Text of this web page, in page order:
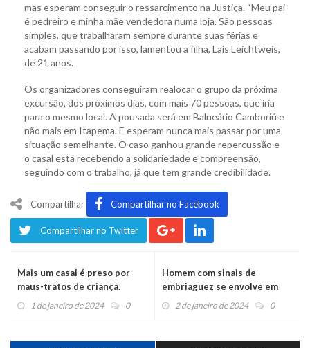
mas esperam conseguir o ressarcimento na Justiça. “Meu pai
é pedreiro e minha mãe vendedora numa loja. São pessoas
simples, que trabalharam sempre durante suas férias e
acabam passando por isso, lamentou a filha, Laís Leichtweis,
de 21 anos.
Os organizadores conseguiram realocar o grupo da próxima
excursão, dos próximos dias, com mais 70 pessoas, que iria
para o mesmo local. A pousada será em Balneário Camboriú e
não mais em Itapema. E esperam nunca mais passar por uma
situação semelhante. O caso ganhou grande repercussão e
o casal está recebendo a solidariedade e compreensão,
seguindo com o trabalho, já que tem grande credibilidade.
Compartilhar Compartilhar no Facebook
Compartilhar no Twitter
Mais um casal é preso por
maus-tratos de criança.
Menina de 11 anos morreu no
hospital
1 de janeiro de 2024 0
Homem com sinais de
embriaguez se envolve em
briga perto da Ponte de
Ferro, fica ferido e é preso
2 de janeiro de 2024 0